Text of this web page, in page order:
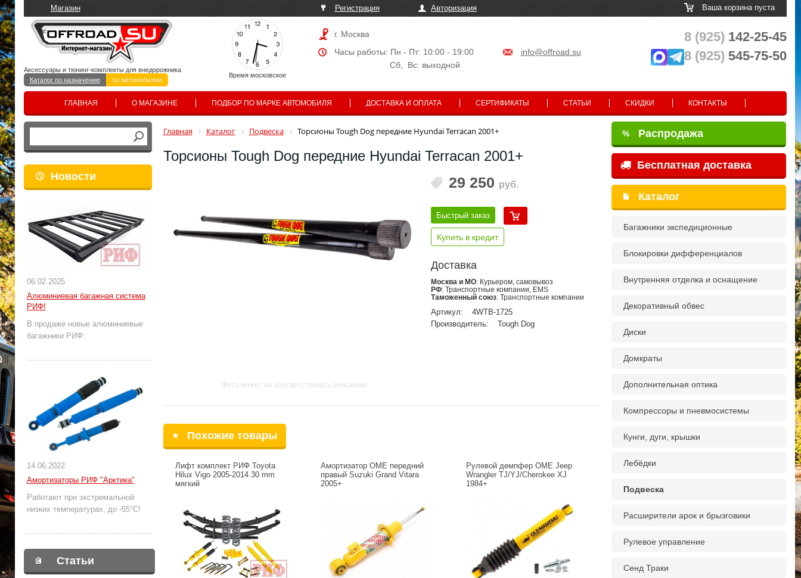
Магазин Регистрация Авторизация Ваша корзина пуста
Время московское
Аксессуары и тюнинг-комплекты для внедорожника
Каталог по назначению
по автомобилям
г. Москва
Часы работы: Пн - Пт: 10:00 - 19:00
info@offroad.su
Сб, Вс: выходной
8 (925) 142-25-45
8 (925) 545-75-50
ГЛАВНАЯ О МАГАЗИНЕ ПОДБОР ПО МАРКЕ АВТОМОБИЛЯ ДОСТАВКА И ОПЛАТА СЕРТИФИКАТЫ СТАТЬИ СКИДКИ КОНТАКТЫ
Новости
06.02.2025
Алюминиевая багажная система
РИФ!
В продаже новые алюминиевые
багажники РИФ:
14.06.2022
Амортизаторы РИФ "Арктика"
Работают при экстремальной
низких температурах, до -55°С!
Статьи
Главная Каталог Подвеска Торсионы Tough Dog передние Hyundai Terracan 2001+
Торсионы Tough Dog передние Hyundai Terracan 2001+
Фото может не соответствовать описанию
29 250 руб.
Быстрый заказ
Купить в кредит
Доставка
Москва и МО: Курьером, самовывоз
РФ: Транспортные компании, EMS
Таможенный союз: Транспортные компании
Артикул:
4WTB-1725
Производитель:
Tough Dog
Похожие товары
Лифт комплект РИФ Toyota
Hilux Vigo 2005-2014 30 mm
мягкий
Амортизатор OME передний
правый Suzuki Grand Vitara
2005+
Рулевой демпфер OME Jeep
Wrangler TJ/YJ/Cherokee XJ
1984+
% Распродажа
Бесплатная доставка
Каталог
Багажники экспедиционные
Блокировки дифференциалов
Внутренняя отделка и оснащение
Декоративный обвес
Диски
Домкраты
Дополнительная оптика
Компрессоры и пневмосистемы
Кунги, дуги, крышки
Лебёдки
Подвеска
Расширители арок и брызговики
Рулевое управление
Сенд Траки